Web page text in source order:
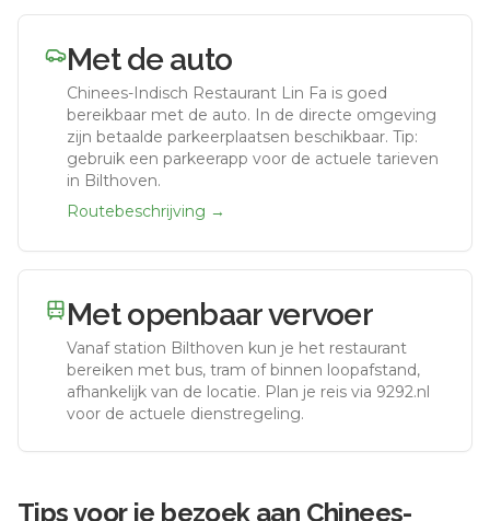
Met de auto
Chinees-Indisch Restaurant Lin Fa is goed
bereikbaar met de auto.
In de directe omgeving
zijn betaalde parkeerplaatsen beschikbaar. Tip:
gebruik een parkeerapp voor de actuele tarieven
in Bilthoven.
Routebeschrijving →
Met openbaar vervoer
Vanaf station Bilthoven kun je het restaurant
bereiken met bus, tram of binnen loopafstand,
afhankelijk van de locatie. Plan je reis via 9292.nl
voor de actuele dienstregeling.
Tips voor je bezoek aan Chinees-